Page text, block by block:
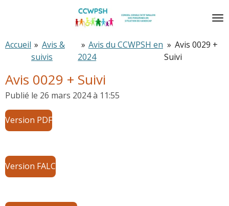
principal
Accueil » Avis &
suivis
» Avis du CCWPSH en
2024
» Avis 0029 +
Suivi
Avis 0029 + Suivi
Publié le 26 mars 2024 à 11:55
Version PDF
Version FALC